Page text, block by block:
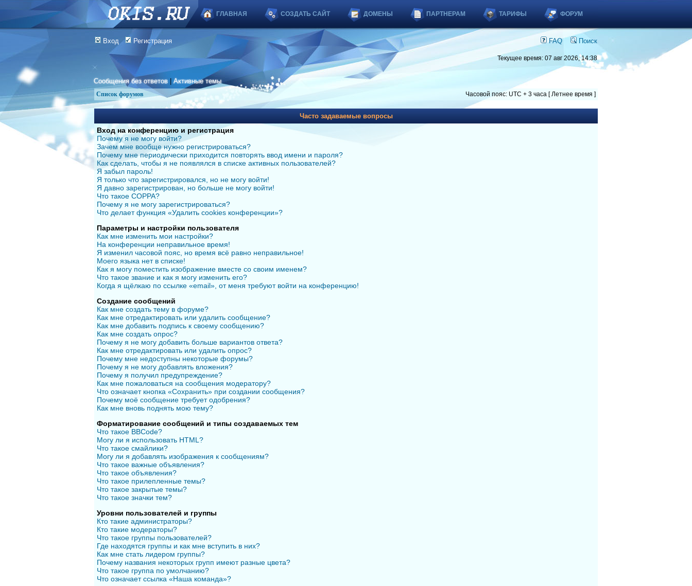
ГЛАВНАЯ СОЗДАТЬ САЙТ ДОМЕНЫ ПАРТНЕРАМ ТАРИФЫ ФОРУМ
Вход Регистрация FAQ Поиск
Текущее время: 07 авг 2026, 14:38
Сообщения без ответов |Активные темы
Список форумов Часовой пояс: UTC + 3 часа [ Летнее время ]
Часто задаваемые вопросы
Вход на конференцию и регистрация
Почему я не могу войти?
Зачем мне вообще нужно регистрироваться?
Почему мне периодически приходится повторять ввод имени и пароля?
Как сделать, чтобы я не появлялся в списке активных пользователей?
Я забыл пароль!
Я только что зарегистрировался, но не могу войти!
Я давно зарегистрирован, но больше не могу войти!
Что такое COPPA?
Почему я не могу зарегистрироваться?
Что делает функция «Удалить cookies конференции»?
Параметры и настройки пользователя
Как мне изменить мои настройки?
На конференции неправильное время!
Я изменил часовой пояс, но время всё равно неправильное!
Моего языка нет в списке!
Как я могу поместить изображение вместе со своим именем?
Что такое звание и как я могу изменить его?
Когда я щёлкаю по ссылке «email», от меня требуют войти на конференцию!
Создание сообщений
Как мне создать тему в форуме?
Как мне отредактировать или удалить сообщение?
Как мне добавить подпись к своему сообщению?
Как мне создать опрос?
Почему я не могу добавить больше вариантов ответа?
Как мне отредактировать или удалить опрос?
Почему мне недоступны некоторые форумы?
Почему я не могу добавлять вложения?
Почему я получил предупреждение?
Как мне пожаловаться на сообщения модератору?
Что означает кнопка «Сохранить» при создании сообщения?
Почему моё сообщение требует одобрения?
Как мне вновь поднять мою тему?
Форматирование сообщений и типы создаваемых тем
Что такое BBCode?
Могу ли я использовать HTML?
Что такое смайлики?
Могу ли я добавлять изображения к сообщениям?
Что такое важные объявления?
Что такое объявления?
Что такое прилепленные темы?
Что такое закрытые темы?
Что такое значки тем?
Уровни пользователей и группы
Кто такие администраторы?
Кто такие модераторы?
Что такое группы пользователей?
Где находятся группы и как мне вступить в них?
Как мне стать лидером группы?
Почему названия некоторых групп имеют разные цвета?
Что такое группа по умолчанию?
Что означает ссылка «Наша команда»?